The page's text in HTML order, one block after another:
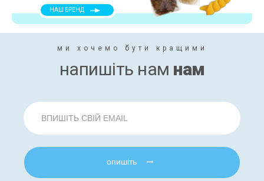
НАШ БРЕНД
ми хочемо бути кращими
напишіть нам нам
опишіть